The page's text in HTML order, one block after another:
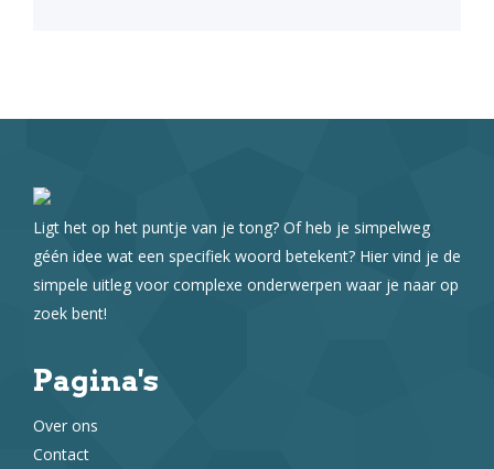
Ligt het op het puntje van je tong? Of heb je simpelweg
géén idee wat een specifiek woord betekent? Hier vind je de
simpele uitleg voor complexe onderwerpen waar je naar op
zoek bent!
Pagina's
Over ons
Contact